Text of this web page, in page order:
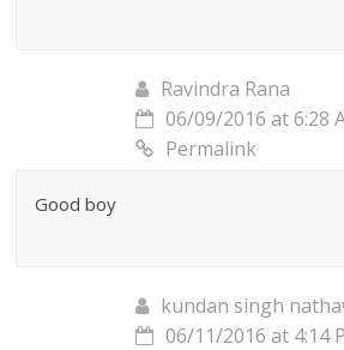
Ravindra Rana
06/09/2016 at 6:28
Permalink
Good boy
kundan singh
06/11/2016 at 4:14